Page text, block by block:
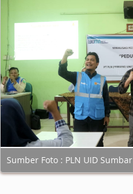
Sumber Foto : PLN UID Sumbar